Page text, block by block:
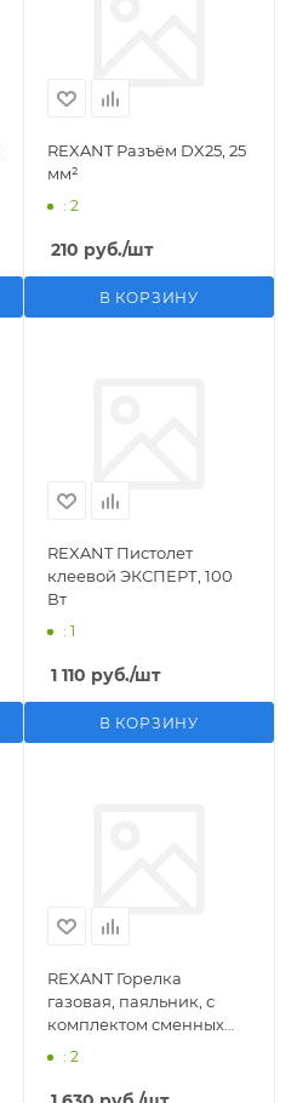
REXANT Разъём DX25, 25
мм²
: 2
210 руб./шт
В КОРЗИНУ
REXANT Пистолет
клеевой ЭКСПЕРТ, 100
Вт
: 1
1 110 руб./шт
В КОРЗИНУ
REXANT Горелка
газовая, паяльник, с
комплектом сменных
насадок, 3 предмета
: 2